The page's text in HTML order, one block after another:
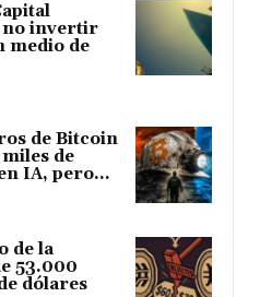
no invertir
medio de
de Bitcoin
de
IA, pero...
de la
53.000
dólares